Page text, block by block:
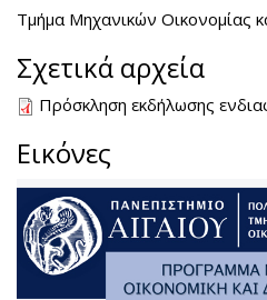
Τμήμα Μηχανικών Οικονομίας
Σχετικά αρχεία
Πρόσκληση εκδήλωσης
Εικόνες